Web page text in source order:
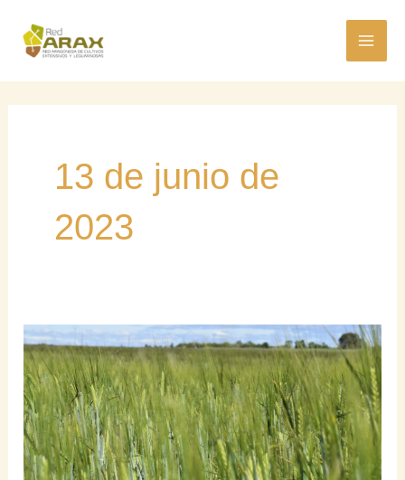
contenido
13 de junio de
2023
Mejora
genética
para
combatir
la
sequía